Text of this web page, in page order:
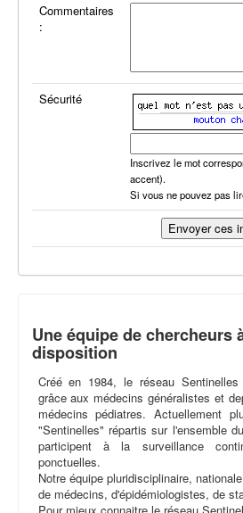
Commentaires
:
Sécurité
Inscrivez le mot
accent).
Si vous ne pouvez pas
Une équipe de chercheurs
disposition
Créé en 1984, le réseau
grâce aux médecins généralistes et
médecins pédiatres. Actuellement
"Sentinelles" répartis sur l'ensemble
participent à la surveillance
ponctuelles.
Notre équipe pluridisciplinaire,
de médecins, d'épidémiologistes, de